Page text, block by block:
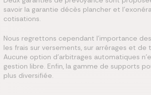
savoir la garantie décès plancher et
cotisations.
Nous regrettons cependant l’importance
les frais sur versements, sur arrérages et de
Aucune option d’arbitrages automatiques
gestion libre. Enfin, la gamme de supports
plus diversifiée.